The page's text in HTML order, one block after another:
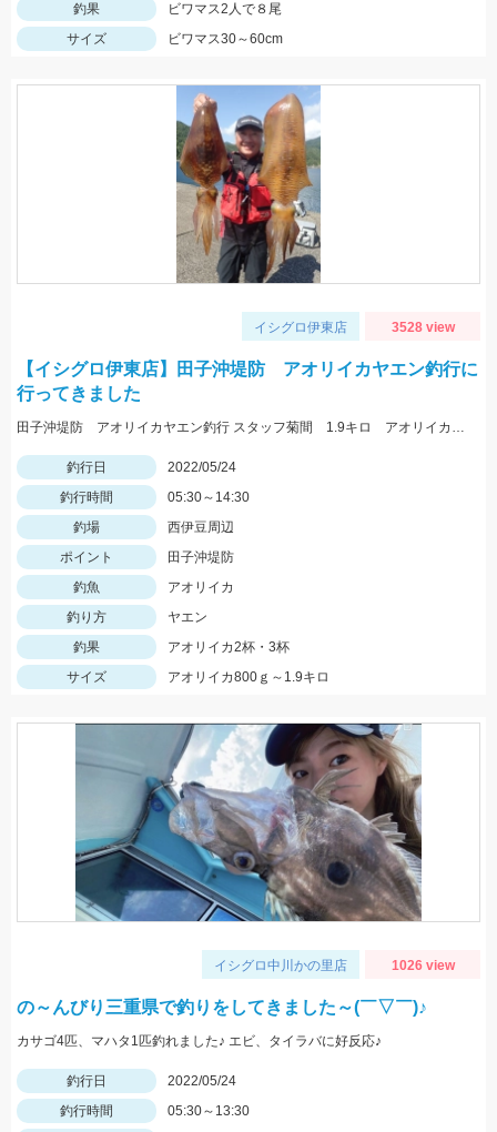
釣果
ビワマス2人で８尾
サイズ
ビワマス30～60cm
イシグロ伊東店 3528 view
【イシグロ伊東店】田子沖堤防 アオリイカヤエン釣行に
行ってきました
田子沖堤防 アオリイカヤエン釣行 スタッフ菊間 1.9キロ アオリイカ釣れました！ 渡船は万集丸さんにお願いしました。
釣行日
2022/05/24
釣行時間
05:30～14:30
釣場
西伊豆周辺
ポイント
田子沖堤防
釣魚
アオリイカ
釣り方
ヤエン
釣果
アオリイカ2杯・3杯
サイズ
アオリイカ800ｇ～1.9キロ
イシグロ中川かの里店 1026 view
の～んびり三重県で釣りをしてきました～(￣▽￣)♪
カサゴ4匹、マハタ1匹釣れました♪ エビ、タイラバに好反応♪
釣行日
2022/05/24
釣行時間
05:30～13:30